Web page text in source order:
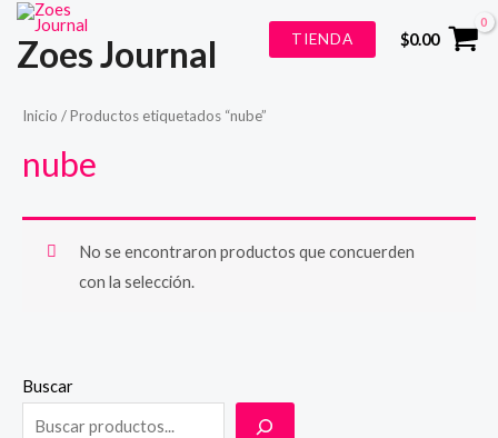
contenido
Zoes Journal TIENDA $0.00
Buscar
Inicio / Productos etiquetados “nube”
nube
No se encontraron productos que concuerden
con la selección.